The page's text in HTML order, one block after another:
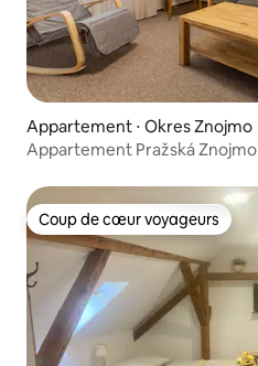
Appartement ⋅ Okres Znojmo
Appartement Pražská Znojmo
Coup de cœur voyageurs
Coup de cœur voyageurs